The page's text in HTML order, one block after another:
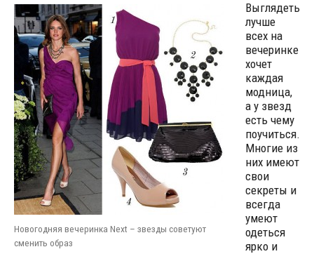
Новогодняя вечеринка Next – звезды советуют
сменить образ
Выглядеть
лучше
всех на
вечеринке
хочет
каждая
модница,
а у звезд
есть чему
поучиться.
Многие из
них имеют
свои
секреты и
всегда
умеют
одеться
ярко и